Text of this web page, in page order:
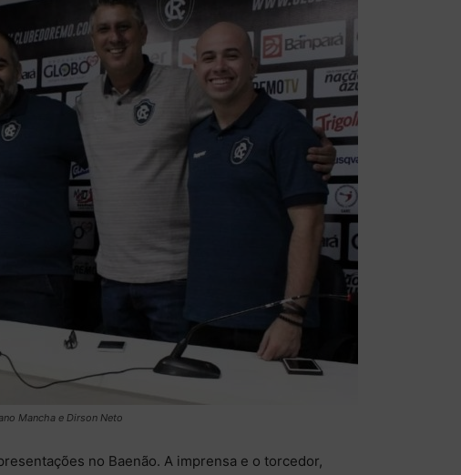
Mancha e Dirson Neto
no Baenão. A imprensa e o torcedor,